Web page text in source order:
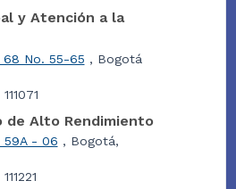
y Atención a la
68 No. 55-65 , Bogotá
de Alto Rendimiento
59A - 06 , Bogotá,